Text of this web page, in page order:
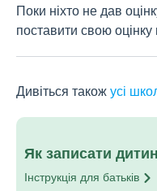
Поки ніхто не дав
поставити свою
Дивіться такожусі
Як записати
Інструкція для батьків